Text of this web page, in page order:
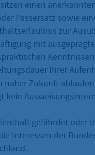
einen
Passersatz sowie
zur
mit
Ihrer
naher Zukunft
kein
gefährdet oder
Interessen der